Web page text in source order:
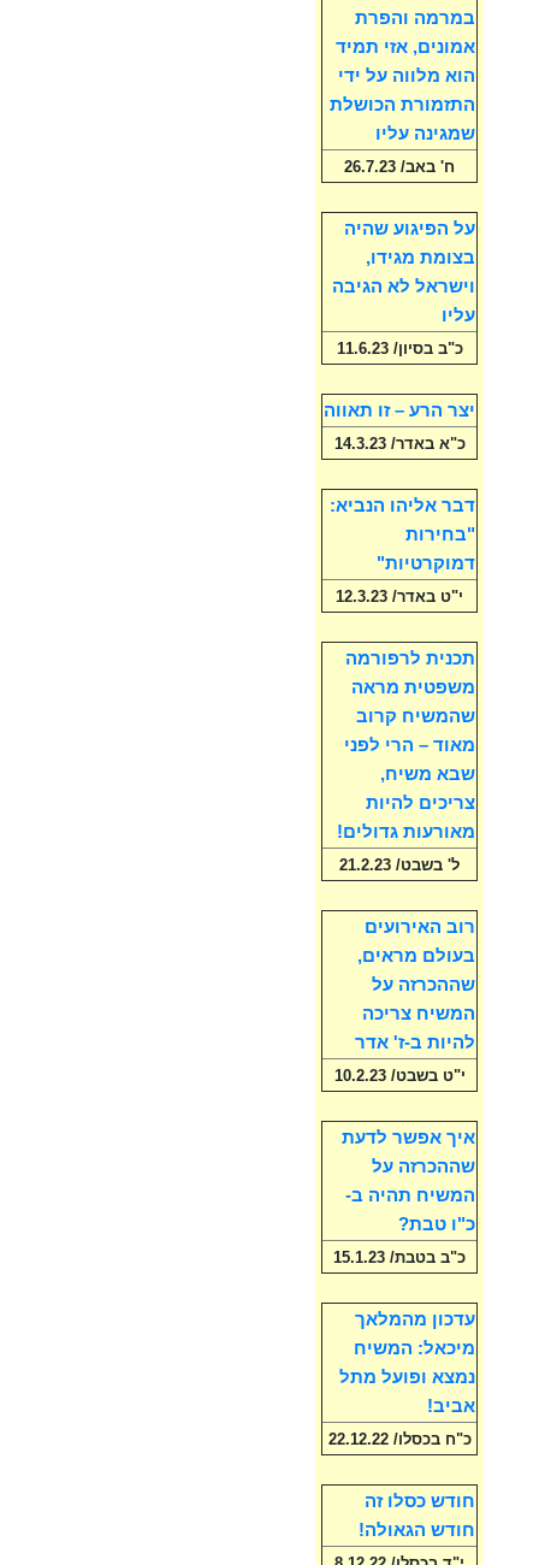
במרמה והפרת
אמונים, אזי תמיד
הוא מלווה על ידי
התזמורת הכושלת
שמגינה עליו
ח' באב/ 26.7.23
על הפיגוע שהיה
בצומת מגידו,
וישראל לא הגיבה
עליו
כ"ב בסיון/ 11.6.23
יצר הרע – זו תאווה
כ"א באדר/ 14.3.23
דבר אליהו הנביא:
"בחירות
דמוקרטיות"
י"ט באדר/ 12.3.23
תכנית לרפורמה
משפטית מראה
שהמשיח קרוב
מאוד – הרי לפני
שבא משיח,
צריכים להיות
מאורעות גדולים!
ל' בשבט/ 21.2.23
רוב האירועים
בעולם מראים,
שההכרזה על
המשיח צריכה
להיות ב-ז' אדר
י"ט בשבט/ 10.2.23
איך אפשר לדעת
שההכרזה על
המשיח תהיה ב-
כ"ו טבת?
כ"ב בטבת/ 15.1.23
עדכון מהמלאך
מיכאל: המשיח
נמצא ופועל מתל
אביב!
כ"ח בכסלו/ 22.12.22
חודש כסלו זה
חודש הגאולה!